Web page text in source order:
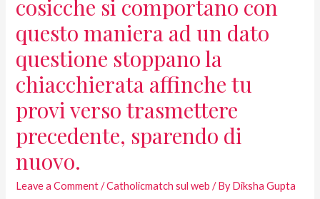
cosicche si comportano con
questo maniera ad un dato
questione stoppano la
chiacchierata affinche tu
provi verso trasmettere
precedente, sparendo di
nuovo.
Leave a Comment /Catholicmatch sul web / ByDiksha Gupta